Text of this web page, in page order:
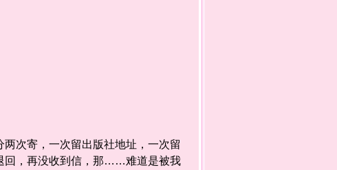
次寄，一次留出版社地址，一次留
回，再没收到信，那……难道是被我